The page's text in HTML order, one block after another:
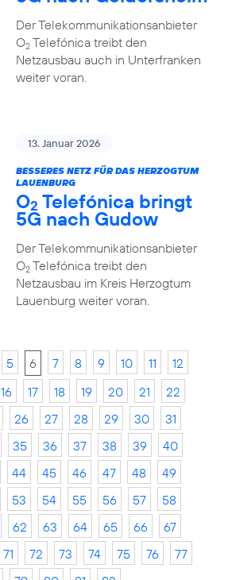
Der Telekommunikationsanbieter
O2Telefónica treibt den
Netzausbau auch in Unterfranken
weiter voran.
13. Januar 2026
BESSERES NETZ FÜR DAS HERZOGTUM
LAUENBURG
O2 Telefónica bringt
5G nach Gudow
Der Telekommunikationsanbieter
O2Telefónica treibt den
Netzausbau im Kreis Herzogtum
Lauenburg weiter voran.
5 6 7 8 9 10 11
12
16 17 18 19 20 21
22
26 27 28 29 30
31
35 36 37 38 39
40
44 45 46 47 48
49
53 54 55 56 57
58
62 63 64 65 66
67
71 72 73 74 75 76
77